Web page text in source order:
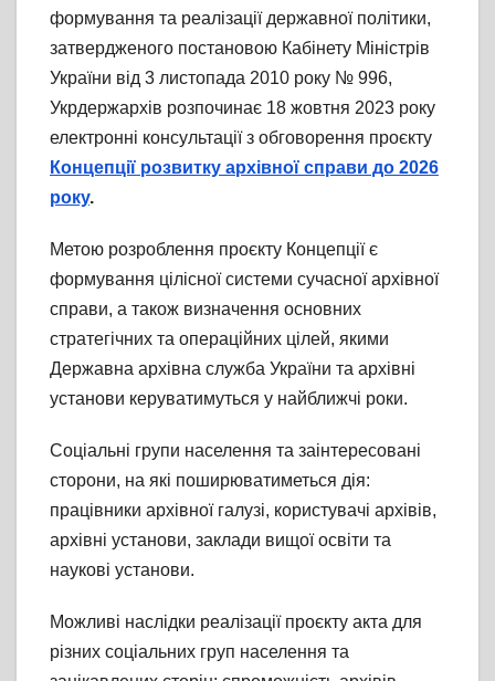
формування та реалізації державної політики,
затвердженого постановою Кабінету Міністрів
України від 3 листопада 2010 року № 996,
Укрдержархів розпочинає 18 жовтня 2023 року
електронні консультації з обговорення проєкту
Концепції розвитку архівної справи до 2026
року.
Метою розроблення проєкту Концепції є
формування цілісної системи сучасної архівної
справи, а також визначення основних
стратегічних та операційних цілей, якими
Державна архівна служба України та архівні
установи керуватимуться у найближчі роки.
Соціальні групи населення та заінтересовані
сторони, на які поширюватиметься дія:
працівники архівної галузі, користувачі архівів,
архівні установи, заклади вищої освіти та
наукові установи.
Можливі наслідки реалізації проєкту акта для
різних соціальних груп населення та